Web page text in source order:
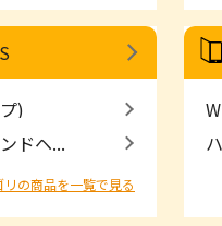
)
ドヘ...
リの商品を一覧で見る